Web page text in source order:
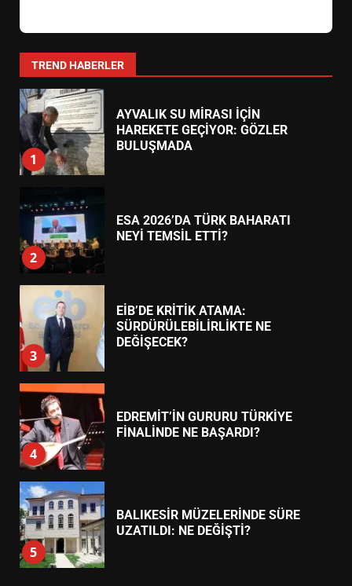
TREND HABERLER
1
HAREKETE GEÇİYOR: GÖZLER
2
ESA 2026’DA TÜRK BAHARATI
NEYİ TEMSİL ETTİ?
3
EİB’DE KRİTİK ATAMA:
SÜRDÜRÜLEBİLİRLİKTE NE
DEĞİŞECEK?
4
EDREMİT’İN GURURU TÜRKİYE
FİNALİNDE NE BAŞARDI?
5
BALIKESİR MÜZELERİNDE SÜRE
UZATILDI: NE DEĞİŞTİ?
6
BURHANİYE SATRANÇ
TURNUVASI KAYITLARI NEYİ
DEĞİŞTİRİYOR?